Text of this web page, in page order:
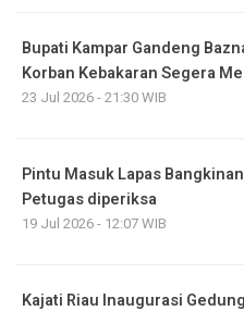
Bupati Kampar Gandeng
Korban Kebakaran Segera
23 Jul 2026 - 21:30 WIB
Pintu Masuk Lapas
Petugas diperiksa
19 Jul 2026 - 12:07 WIB
Kajati Riau Inaugurasi